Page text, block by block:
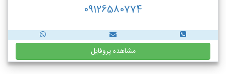
09126580774
مشاهده پروفایل